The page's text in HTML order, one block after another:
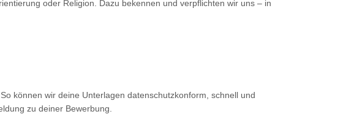
oder Religion. Dazu bekennen und verpflichten wir uns – in
können wir deine Unterlagen datenschutzkonform, schnell und
zu deiner Bewerbung.